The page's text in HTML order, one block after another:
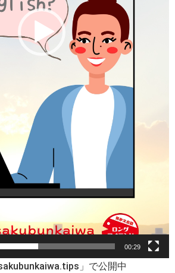
00:29
」で公開中